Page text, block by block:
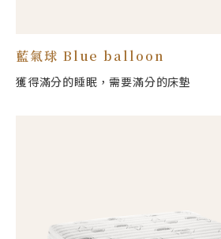
藍氣球 Blue balloon
獲得滿分的睡眠，需要滿分的床墊